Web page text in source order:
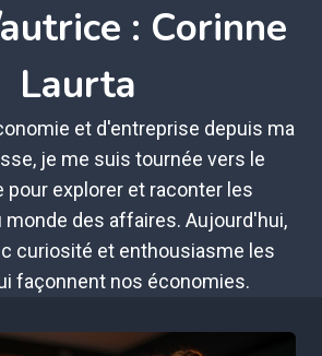
: Corinne
Laurta
et d'entreprise depuis ma
je me suis tournée vers le
pour explorer et raconter les
monde des affaires. Aujourd'hui,
curiosité et enthousiasme les
façonnent nos économies.